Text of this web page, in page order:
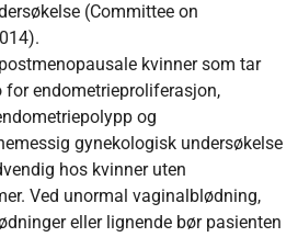
(Committee on
kvinner som tar
endometrieproliferasjon,
og
gynekologisk undersøkelse
hos kvinner uten
Ved unormal vaginalblødning,
eller lignende bør pasienten